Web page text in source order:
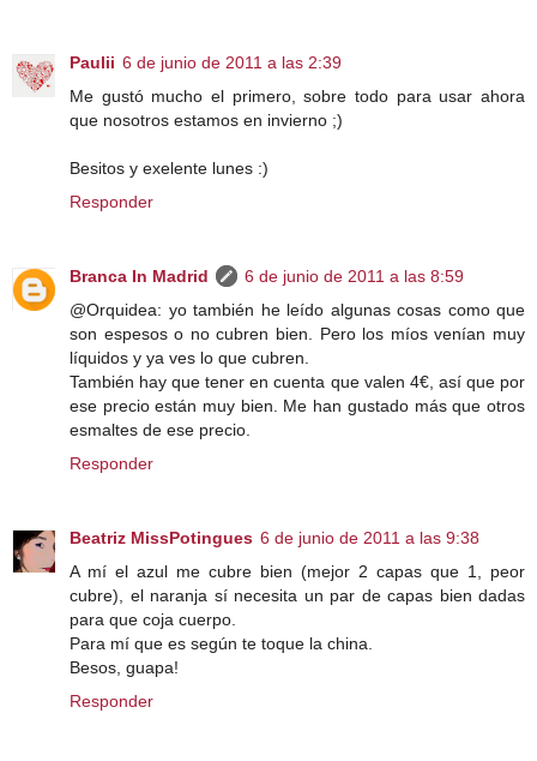
Paulii 6 de junio de 2011 a las 2:39
Me gustó mucho el primero, sobre todo para usar ahora
que nosotros estamos en invierno ;)
Besitos y exelente lunes :)
Responder
Branca In Madrid
6 de junio de 2011 a las 8:59
@Orquidea: yo también he leído algunas cosas como que
son espesos o no cubren bien. Pero los míos venían muy
líquidos y ya ves lo que cubren.
También hay que tener en cuenta que valen 4€, así que por
ese precio están muy bien. Me han gustado más que otros
esmaltes de ese precio.
Responder
Beatriz MissPotingues 6 de junio de 2011 a las 9:38
A mí el azul me cubre bien (mejor 2 capas que 1, peor
cubre), el naranja sí necesita un par de capas bien dadas
para que coja cuerpo.
Para mí que es según te toque la china.
Besos, guapa!
Responder